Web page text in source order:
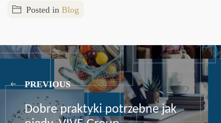
Posted in Blog
PREVIOUS
Dobre praktyki potrzebne jak